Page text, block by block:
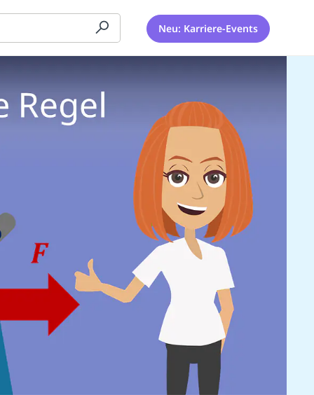
Neu: Karriere-Events